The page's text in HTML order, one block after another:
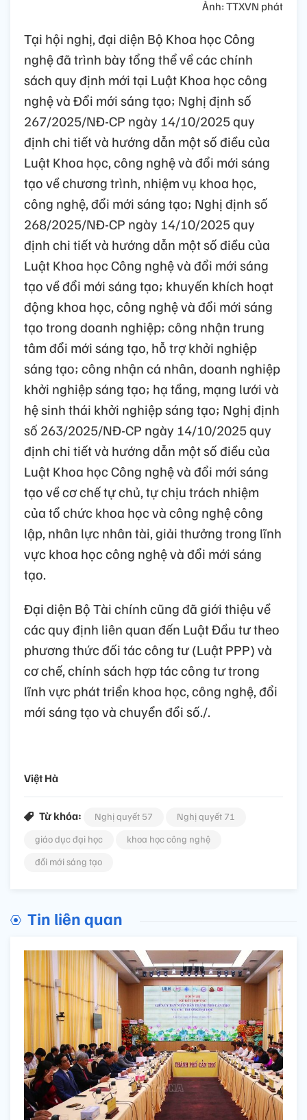
Ảnh: TTXVN phát
Tại hội nghị, đại diện Bộ Khoa học Công
nghệ đã trình bày tổng thể về các chính
sách quy định mới tại Luật Khoa học công
nghệ và Đổi mới sáng tạo; Nghị định số
267/2025/NĐ-CP ngày 14/10/2025 quy
định chi tiết và hướng dẫn một số điều của
Luật Khoa học, công nghệ và đổi mới sáng
tạo về chương trình, nhiệm vụ khoa học,
công nghệ, đổi mới sáng tạo; Nghị định số
268/2025/NĐ-CP ngày 14/10/2025 quy
định chi tiết và hướng dẫn một số điều của
Luật Khoa học Công nghệ và đổi mới sáng
tạo về đổi mới sáng tạo; khuyến khích hoạt
động khoa học, công nghệ và đổi mới sáng
tạo trong doanh nghiệp; công nhận trung
tâm đổi mới sáng tạo, hỗ trợ khởi nghiệp
sáng tạo; công nhận cá nhân, doanh nghiệp
khởi nghiệp sáng tạo; hạ tầng, mạng lưới và
hệ sinh thái khởi nghiệp sáng tạo; Nghị định
số 263/2025/NĐ-CP ngày 14/10/2025 quy
định chi tiết và hướng dẫn một số điều của
Luật Khoa học Công nghệ và đổi mới sáng
tạo về cơ chế tự chủ, tự chịu trách nhiệm
của tổ chức khoa học và công nghệ công
lập, nhân lực nhân tài, giải thưởng trong lĩnh
vực khoa học công nghệ và đổi mới sáng
tạo.
Đại diện Bộ Tài chính cũng đã giới thiệu về
các quy định liên quan đến Luật Đầu tư theo
phương thức đối tác công tư (Luật PPP) và
cơ chế, chính sách hợp tác công tư trong
lĩnh vực phát triển khoa học, công nghệ, đổi
mới sáng tạo và chuyển đổi số./.
Việt Hà
Từ khóa: Nghị quyết 57
Nghị quyết 71
giáo dục đại học
khoa học công nghệ
đổi mới sáng tạo
Tin liên quan